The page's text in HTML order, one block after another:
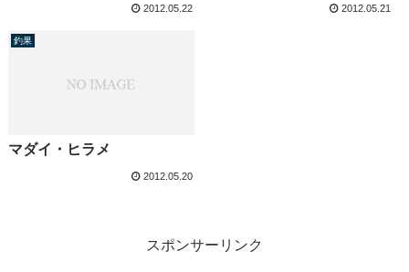
2012.05.22 2012.05.21
釣果
マダイ・ヒラメ
2012.05.20
スポンサーリンク